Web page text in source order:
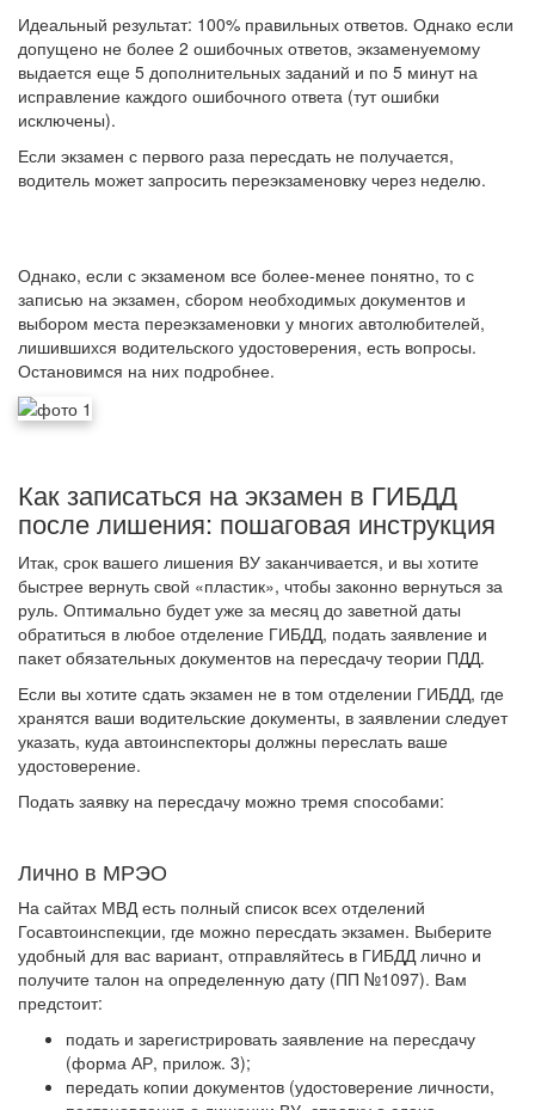
Идеальный результат: 100% правильных ответов. Однако если
допущено не более 2 ошибочных ответов, экзаменуемому
выдается еще 5 дополнительных заданий и по 5 минут на
исправление каждого ошибочного ответа (тут ошибки
исключены).
Если экзамен с первого раза пересдать не получается,
водитель может запросить переэкзаменовку через неделю.
Однако, если с экзаменом все более-менее понятно, то с
записью на экзамен, сбором необходимых документов и
выбором места переэкзаменовки у многих автолюбителей,
лишившихся водительского удостоверения, есть вопросы.
Остановимся на них подробнее.
Как записаться на экзамен в ГИБДД
после лишения: пошаговая инструкция
Итак, срок вашего лишения ВУ заканчивается, и вы хотите
быстрее вернуть свой «пластик», чтобы законно вернуться за
руль. Оптимально будет уже за месяц до заветной даты
обратиться в любое отделение ГИБДД, подать заявление и
пакет обязательных документов на пересдачу теории ПДД.
Если вы хотите сдать экзамен не в том отделении ГИБДД, где
хранятся ваши водительские документы, в заявлении следует
указать, куда автоинспекторы должны переслать ваше
удостоверение.
Подать заявку на пересдачу можно тремя способами:
Лично в МРЭО
На сайтах МВД есть полный список всех отделений
Госавтоинспекции, где можно пересдать экзамен. Выберите
удобный для вас вариант, отправляйтесь в ГИБДД лично и
получите талон на определенную дату (ПП №1097). Вам
предстоит:
подать и зарегистрировать заявление на пересдачу
(форма АР, прилож. 3);
передать копии документов (удостоверение личности,